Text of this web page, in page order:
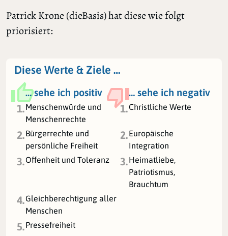
Patrick Krone (dieBasis) hat diese wie folgt
priorisiert:
Diese Werte & Ziele …
… sehe ich positiv
… sehe ich negativ
1.Menschenwürde und
Menschenrechte
1.Christliche Werte
2.Bürgerrechte und
persönliche Freiheit
2.Europäische
Integration
3.Offenheit und Toleranz 3.Heimatliebe,
Patriotismus,
Brauchtum
4.Gleichberechtigung aller
Menschen
5.Pressefreiheit